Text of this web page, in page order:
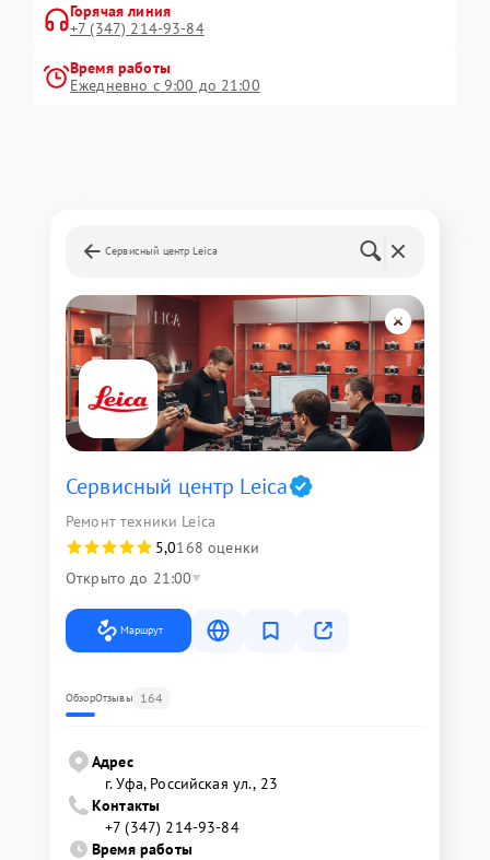
Горячая линия
+7 (347) 214-93-84
Время работы
Ежедневно с 9:00 до 21:00
Сервисный центр Leica
Сервисный центр Leica
Ремонт техники Leica
5,0168 оценки
Открыто до 21:00
Маршрут
ОбзорОтзывы 164
Адрес
г. Уфа, Российская ул., 23
Контакты
+7 (347) 214-93-84
Время работы